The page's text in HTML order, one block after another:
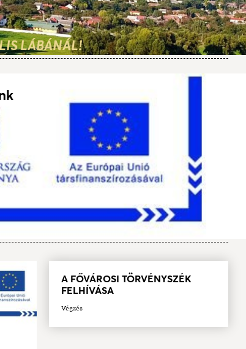
LÁBÁNÁL!
A FŐVÁROSI TÖRVÉNYSZÉK
FELHÍVÁSA
Végzés